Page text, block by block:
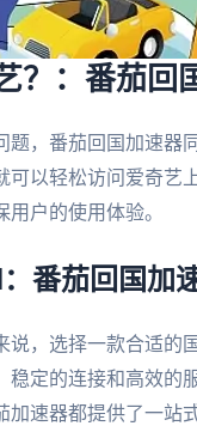
？：番茄回
题，番茄回国加速器
可以轻松访问爱奇艺
户的使用体验。
番茄回国加
说，选择一款合适的
稳定的连接和高效的
加速器都提供了一站